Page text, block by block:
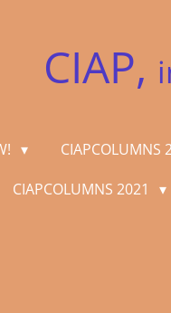
CIAP,
CIAPCOLUMNS
CIAPCOLUMNS 2021